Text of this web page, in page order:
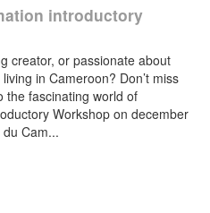
introductory
creator, or passionate about
in Cameroon? Don’t miss
the fascinating world of
Workshop on december
Cam...